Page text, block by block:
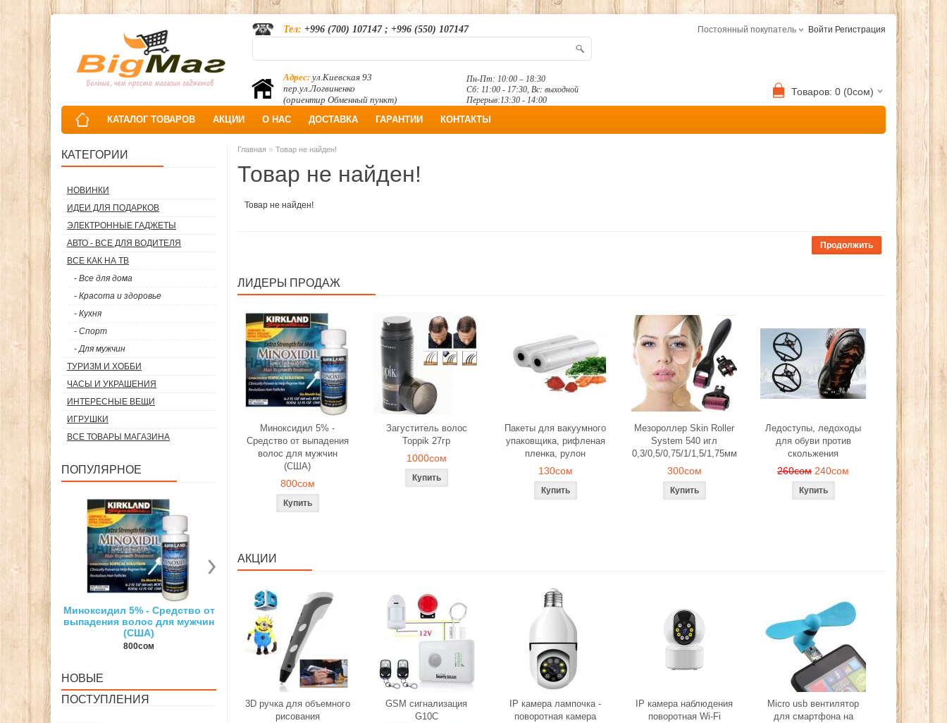
Постоянный покупатель Войти Регистрация
Адрес: ул.Киевская 93
пер.ул.Логвиненко
(ориентир Обменный пункт)
Тел: +996 (700) 107147 ; +996 (550) 107147
Пн-Пт: 10:00 – 18:30
Сб: 11:00 - 17:30, Вс: выходной
Перерыв:13:30 - 14:00
Товаров: 0 (0сом)
КАТАЛОГ ТОВАРОВ АКЦИИ О НАС ДОСТАВКА ГАРАНТИИ КОНТАКТЫ
КАТЕГОРИИ
НОВИНКИ
ИДЕИ ДЛЯ ПОДАРКОВ
ЭЛЕКТРОННЫЕ ГАДЖЕТЫ
АВТО - ВСЕ ДЛЯ ВОДИТЕЛЯ
ВСЕ КАК НА ТВ
- Все для дома
- Красота и здоровье
- Кухня
- Спорт
- Для мужчин
ТУРИЗМ И ХОББИ
ЧАСЫ И УКРАШЕНИЯ
ИНТЕРЕСНЫЕ ВЕЩИ
ИГРУШКИ
ВСЕ ТОВАРЫ МАГАЗИНА
ПОПУЛЯРНОЕ
- Средство от
для мужчин
Суперсильный неодимовый
магнит
150сом
3D ручка для объемного
рисования
1350сом
Загуститель волос Toppik
27гр
Наборы свечей, лепестков
роз для романтического
Эспандер фитнес резинка
тренажер (средняя нагрузка)
280сом
Ледоступы,
обуви против
260сом
НОВЫЕ
ПОСТУПЛЕНИЯ
Главная » Товар не найден!
Товар не найден!
Товар не найден!
Продолжить
ЛИДЕРЫ ПРОДАЖ
Миноксидил 5% -
Средство от выпадения
волос для мужчин
(США)
800сом
Загуститель волос
Toppik 27гр
1000сом
Пакеты для вакуумного
упаковщика, рифленая
пленка, рулон
130сом
Мезороллер Skin Roller
System 540 игл
0,3/0,5/0,75/1/1,5/1,75мм
300сом
Ледоступы, ледоходы
для обуви против
скольжения
260сом 240сом
АКЦИИ
3D ручка для объемного
рисования
GSM сигнализация
G10C
IP камера лампочка -
поворотная камера
IP камера наблюдения
поворотная Wi-Fi
Micro usb вентилятор
для смартфона на